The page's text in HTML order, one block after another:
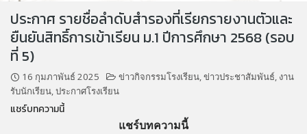
ประกาศ รายชื่อลำดับสำรองที่เรียกรายงานตัวและ
ยืนยันสิทธิ์การเข้าเรียน ม.1 ปีการศึกษา 2568 (รอบ
ที่ 5)
16 กุมภาพันธ์ 2025 ข่าวกิจกรรมโรงเรียน,ข่าวประชาสัมพันธ์, งาน
รับนักเรียน,ประกาศโรงเรียน
แชร์บทความนี้
แชร์บทความนี้